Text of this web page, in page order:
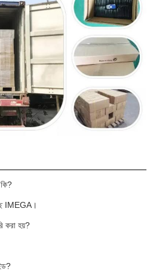
কি?
IMEGA।
করা হয়?